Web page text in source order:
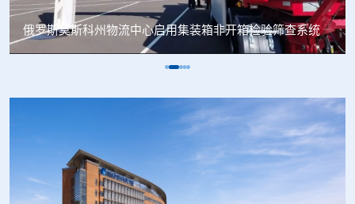
俄罗斯莫斯科州物流中心启用集装箱非开箱检验筛查系统